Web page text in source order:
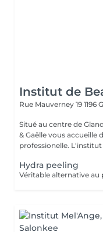
Institut de
Rue Mauverney 19 1196
Situé au centre de
& Gaëlle vous
professionelle. L'institut
Hydra peeling